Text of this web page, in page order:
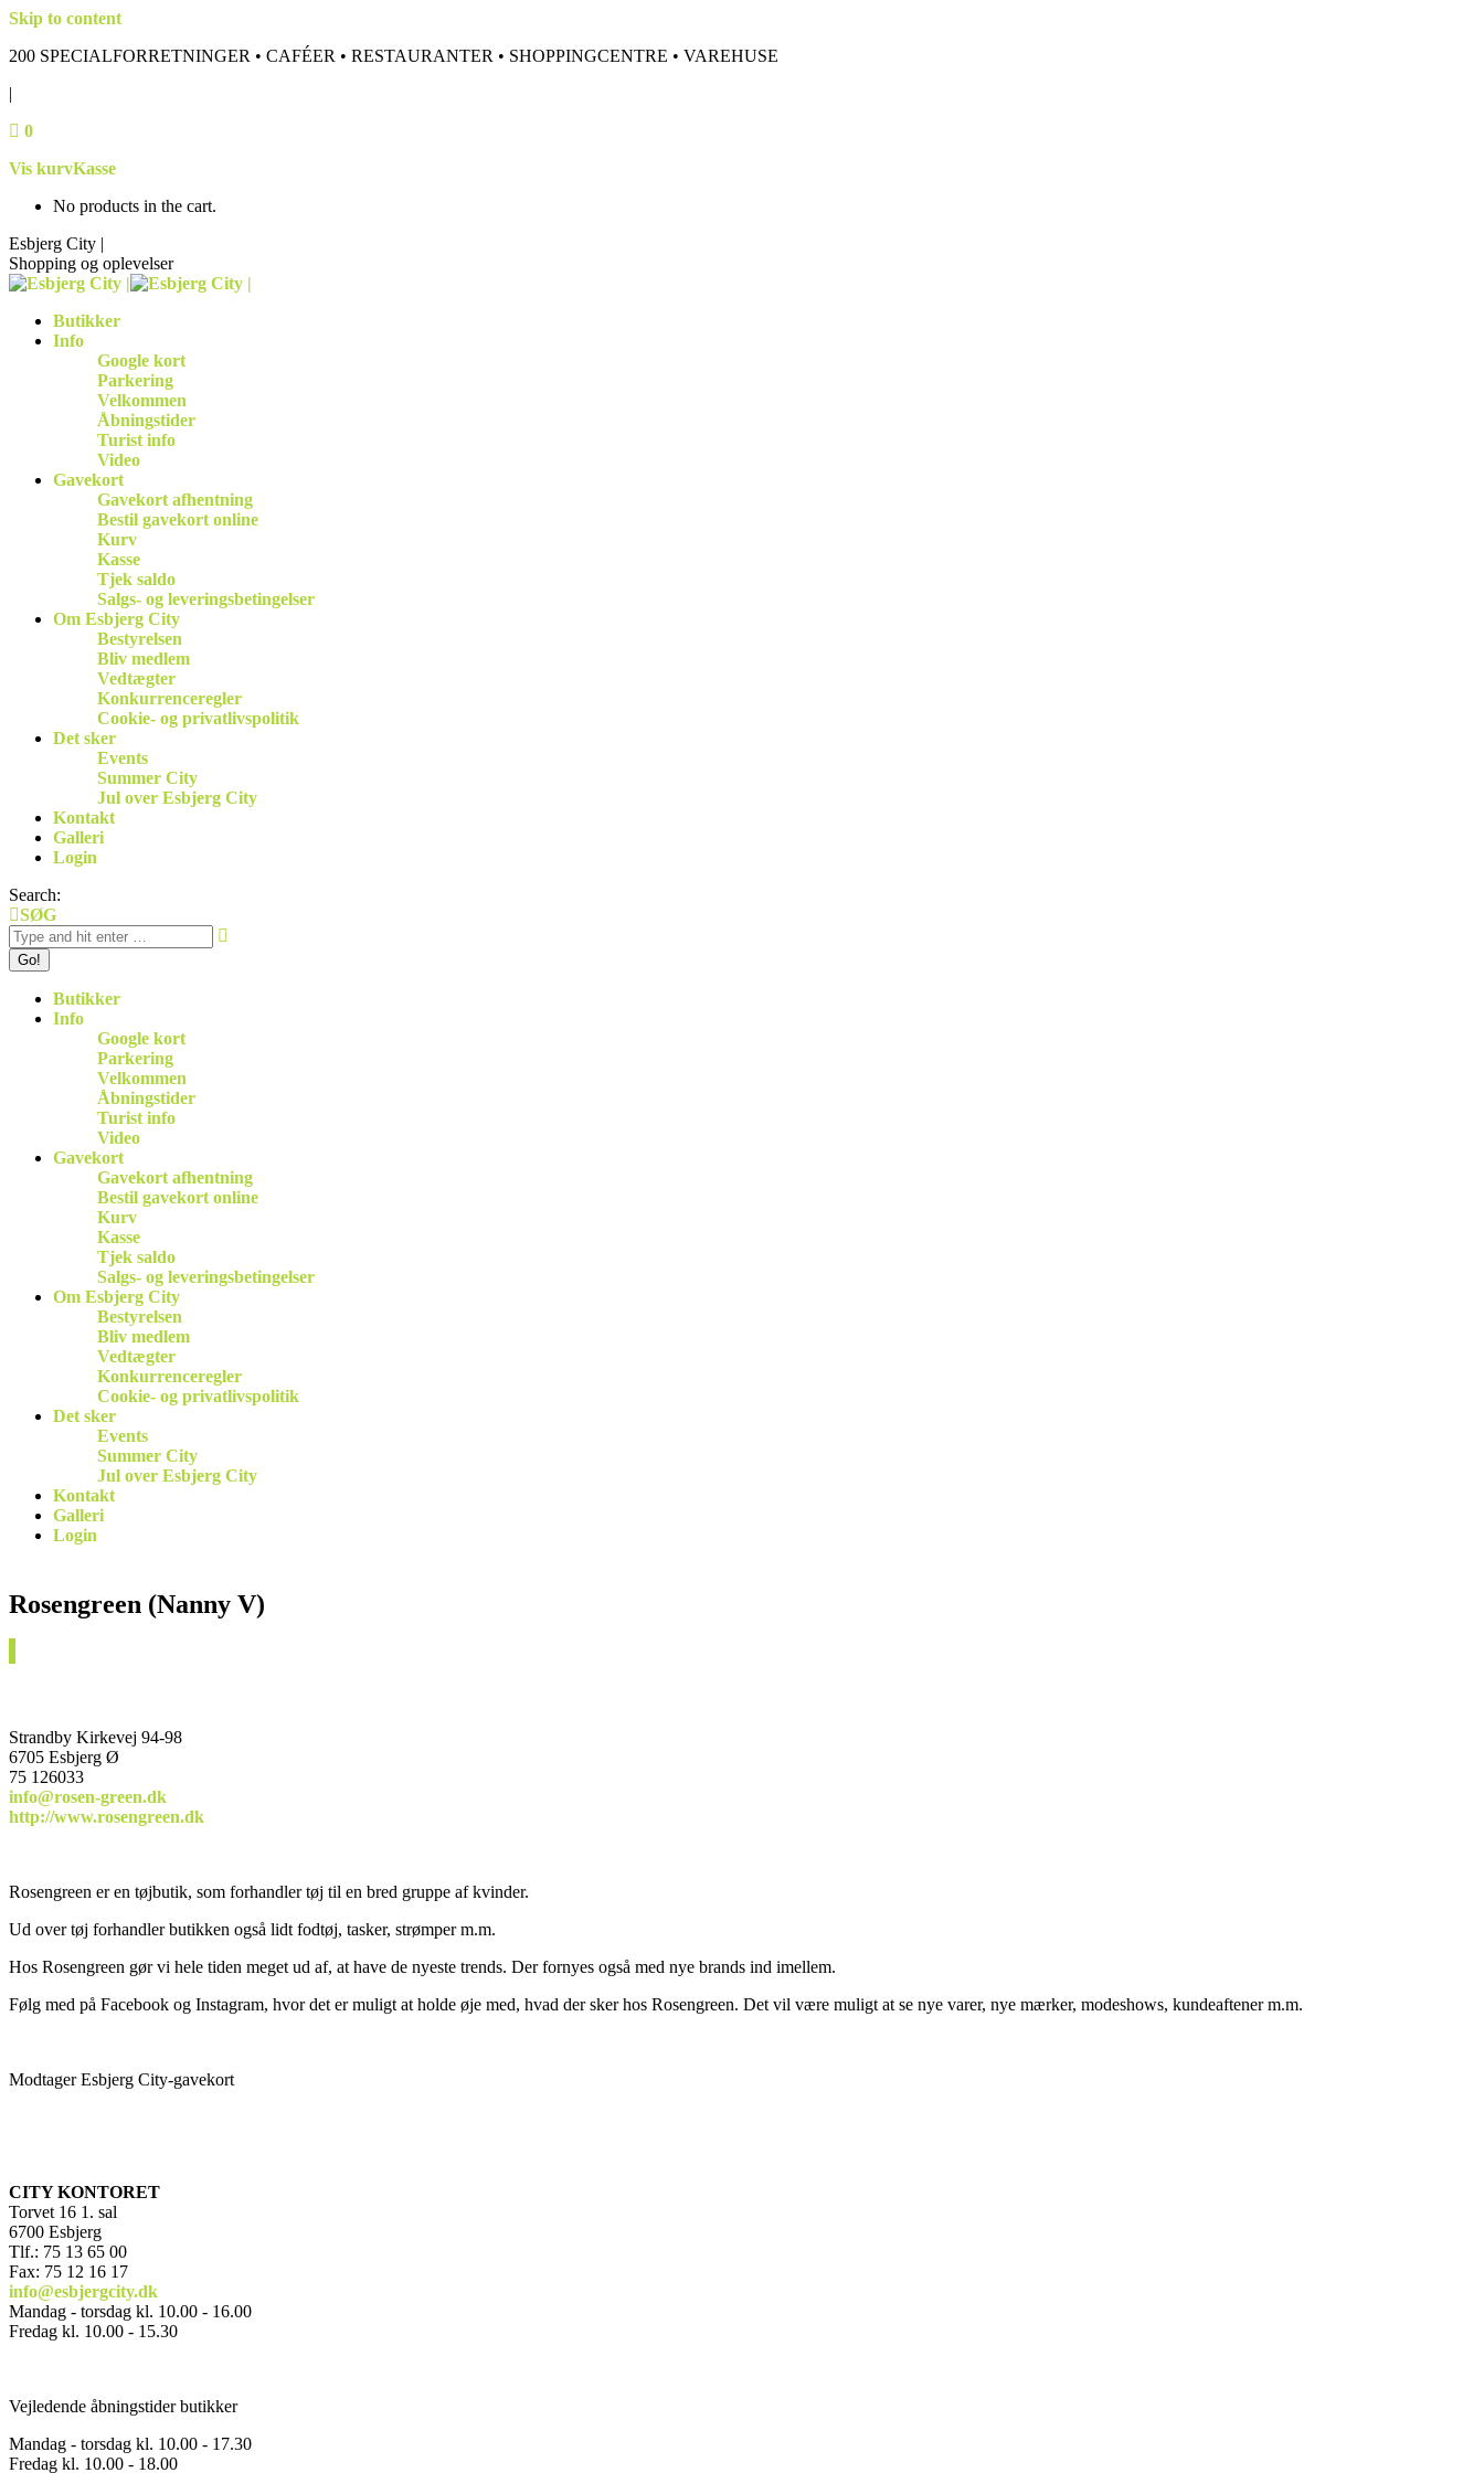
Skip to content
200 SPECIALFORRETNINGER • CAFÉER • RESTAURANTER • SHOPPINGCENTRE • VAREHUSE
|
0
Vis kurvKasse
No products in the cart.
Esbjerg City |
Shopping og oplevelser
Butikker
Info
Google kort
Parkering
Velkommen
Åbningstider
Turist info
Video
Gavekort
Gavekort afhentning
Bestil gavekort online
Kurv
Kasse
Tjek saldo
Salgs- og leveringsbetingelser
Om Esbjerg City
Bestyrelsen
Bliv medlem
Vedtægter
Konkurrenceregler
Cookie- og privatlivspolitik
Det sker
Events
Summer City
Jul over Esbjerg City
Kontakt
Galleri
Login
Search:
SØG
Butikker
Info
Google kort
Parkering
Velkommen
Åbningstider
Turist info
Video
Gavekort
Gavekort afhentning
Bestil gavekort online
Kurv
Kasse
Tjek saldo
Salgs- og leveringsbetingelser
Om Esbjerg City
Bestyrelsen
Bliv medlem
Vedtægter
Konkurrenceregler
Cookie- og privatlivspolitik
Det sker
Events
Summer City
Jul over Esbjerg City
Kontakt
Galleri
Login
Rosengreen (Nanny V)
Strandby Kirkevej 94-98
6705 Esbjerg Ø
75 126033
info@rosen-green.dk
http://www.rosengreen.dk
Rosengreen er en tøjbutik, som forhandler tøj til en bred gruppe af kvinder.
Ud over tøj forhandler butikken også lidt fodtøj, tasker, strømper m.m.
Hos Rosengreen gør vi hele tiden meget ud af, at have de nyeste trends. Der fornyes også med nye brands ind imellem.
Følg med på Facebook og Instagram, hvor det er muligt at holde øje med, hvad der sker hos Rosengreen. Det vil være muligt at se nye varer, nye mærker, modeshows, kundeaftener m.m.
Modtager Esbjerg City-gavekort
CITY KONTORET
Torvet 16 1. sal
6700 Esbjerg
Tlf.: 75 13 65 00
Fax: 75 12 16 17
info@esbjergcity.dk
Mandag - torsdag kl. 10.00 - 16.00
Fredag kl. 10.00 - 15.30
Vejledende åbningstider butikker
Mandag - torsdag kl. 10.00 - 17.30
Fredag kl. 10.00 - 18.00